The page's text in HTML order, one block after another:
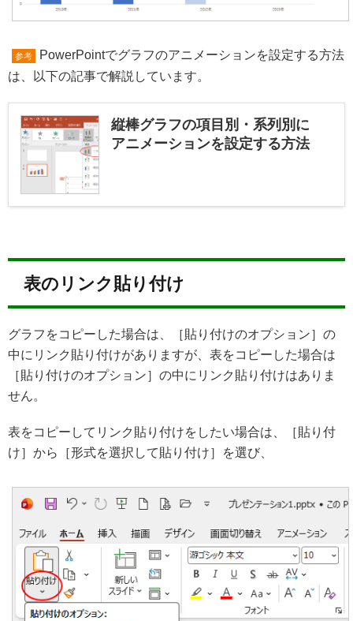
参考
PowerPointでグラフのアニメーションを設定する方法
は、以下の記事で解説しています。
縦棒グラフの項目別・系列別に
アニメーションを設定する方法
表のリンク貼り付け
グラフをコピーした場合は、［貼り付けのオプション］の
中にリンク貼り付けがありますが、表をコピーした場合は
［貼り付けのオプション］の中にリンク貼り付けはありま
せん。
表をコピーしてリンク貼り付けをしたい場合は、［貼り付
け］から［形式を選択して貼り付け］を選び、